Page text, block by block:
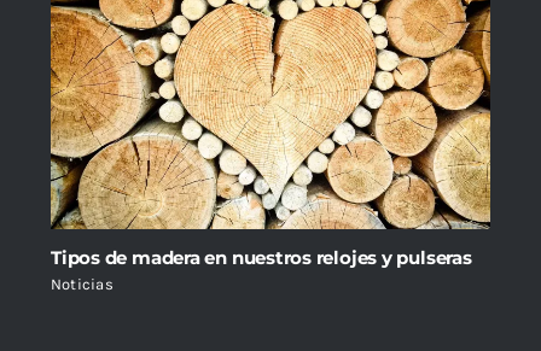
Tipos de madera en nuestros relojes y pulseras
Noticias